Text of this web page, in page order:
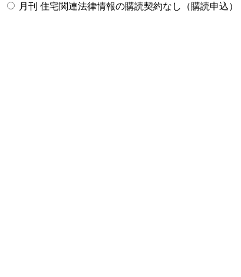
月刊 住宅関連法律情報の購読契約なし（購読申込）